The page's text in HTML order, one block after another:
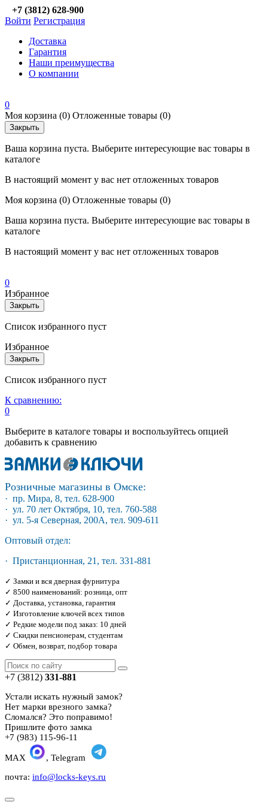
+7 (3812) 628-900
Войти Регистрация
Доставка
Гарантия
Наши преимущества
О компании
0
Моя корзина (0) Отложенные товары (0)
Закрыть
Ваша корзина пуста. Выберите интересующие вас товары в
каталоге
В настоящий момент у вас нет отложенных товаров
Моя корзина (0) Отложенные товары (0)
Ваша корзина пуста. Выберите интересующие вас товары в
каталоге
В настоящий момент у вас нет отложенных товаров
0
Избранное
Закрыть
Список избранного пуст
Избранное
Закрыть
Список избранного пуст
К сравнению:
0
Выберите в каталоге товары и воспользуйтесь опцией
добавить к сравнению
Розничные магазины в Омске:
· пр. Мира, 8, тел. 628-900
· ул. 70 лет Октября, 10, тел. 760-588
· ул. 5-я Северная, 200А, тел. 909-611
Оптовый отдел:
· Пристанционная, 21, тел. 331-881
✓ Замки и вся дверная фурнитура
✓ 8500 наименований: розница, опт
✓ Доставка, установка, гарантия
✓ Изготовление ключей всех типов
✓ Редкие модели под заказ: 10 дней
✓ Скидки пенсионерам, студентам
✓ Обмен, возврат, подбор товара
+7 (3812) 331-881
Устали искать нужный замок?
Нет марки врезного замка?
Сломался? Это поправимо!
Пришлите фото замка
+7 (983) 115-96-11
MAX
, Telegram
почта: info@locks-keys.ru